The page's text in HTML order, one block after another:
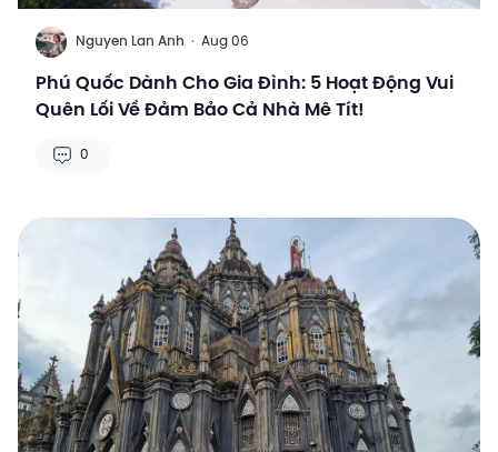
N Nguyen Lan Anh · Aug 06
Phú Quốc Dành Cho Gia Đình: 5 Hoạt Động Vui
Quên Lối Về Đảm Bảo Cả Nhà Mê Tít!
0